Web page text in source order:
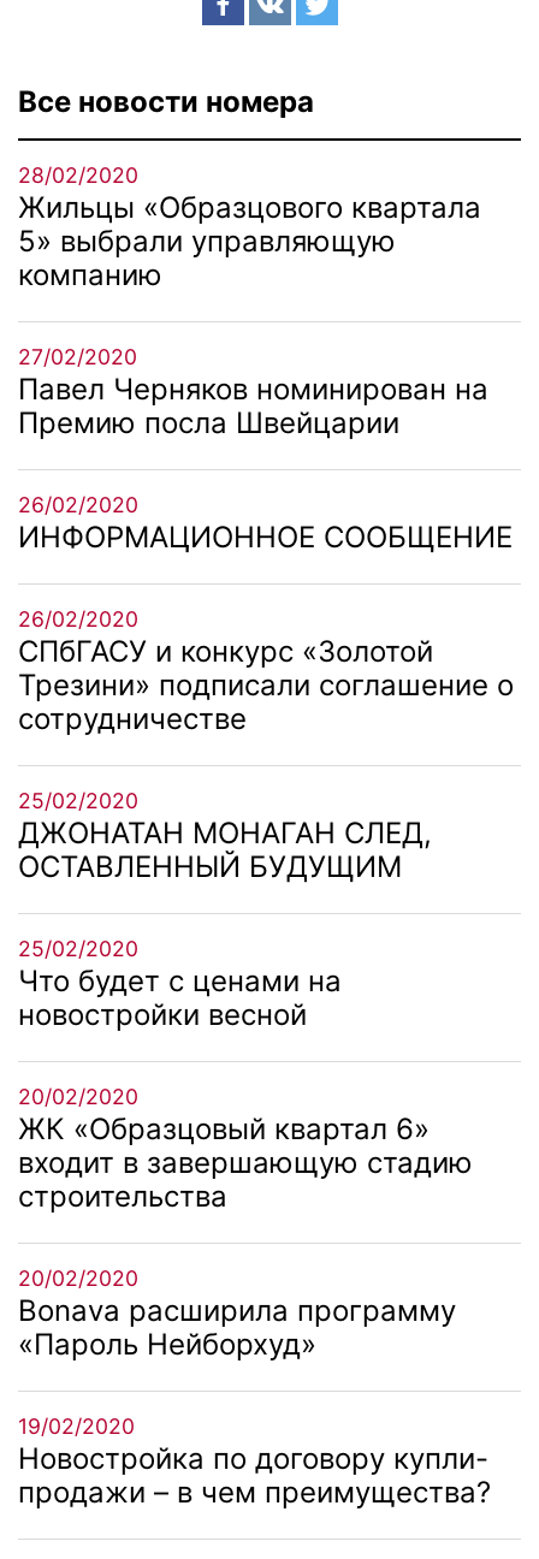
Все новости номера
28/02/2020
Жильцы «Образцового квартала
5» выбрали управляющую
компанию
27/02/2020
Павел Черняков номинирован на
Премию посла Швейцарии
26/02/2020
ИНФОРМАЦИОННОЕ СООБЩЕНИЕ
26/02/2020
СПбГАСУ и конкурс «Золотой
Трезини» подписали соглашение о
сотрудничестве
25/02/2020
ДЖОНАТАН МОНАГАН СЛЕД,
ОСТАВЛЕННЫЙ БУДУЩИМ
25/02/2020
Что будет с ценами на
новостройки весной
20/02/2020
ЖК «Образцовый квартал 6»
входит в завершающую стадию
строительства
20/02/2020
Bonava расширила программу
«Пароль Нейборхуд»
19/02/2020
Новостройка по договору купли-
продажи – в чем преимущества?